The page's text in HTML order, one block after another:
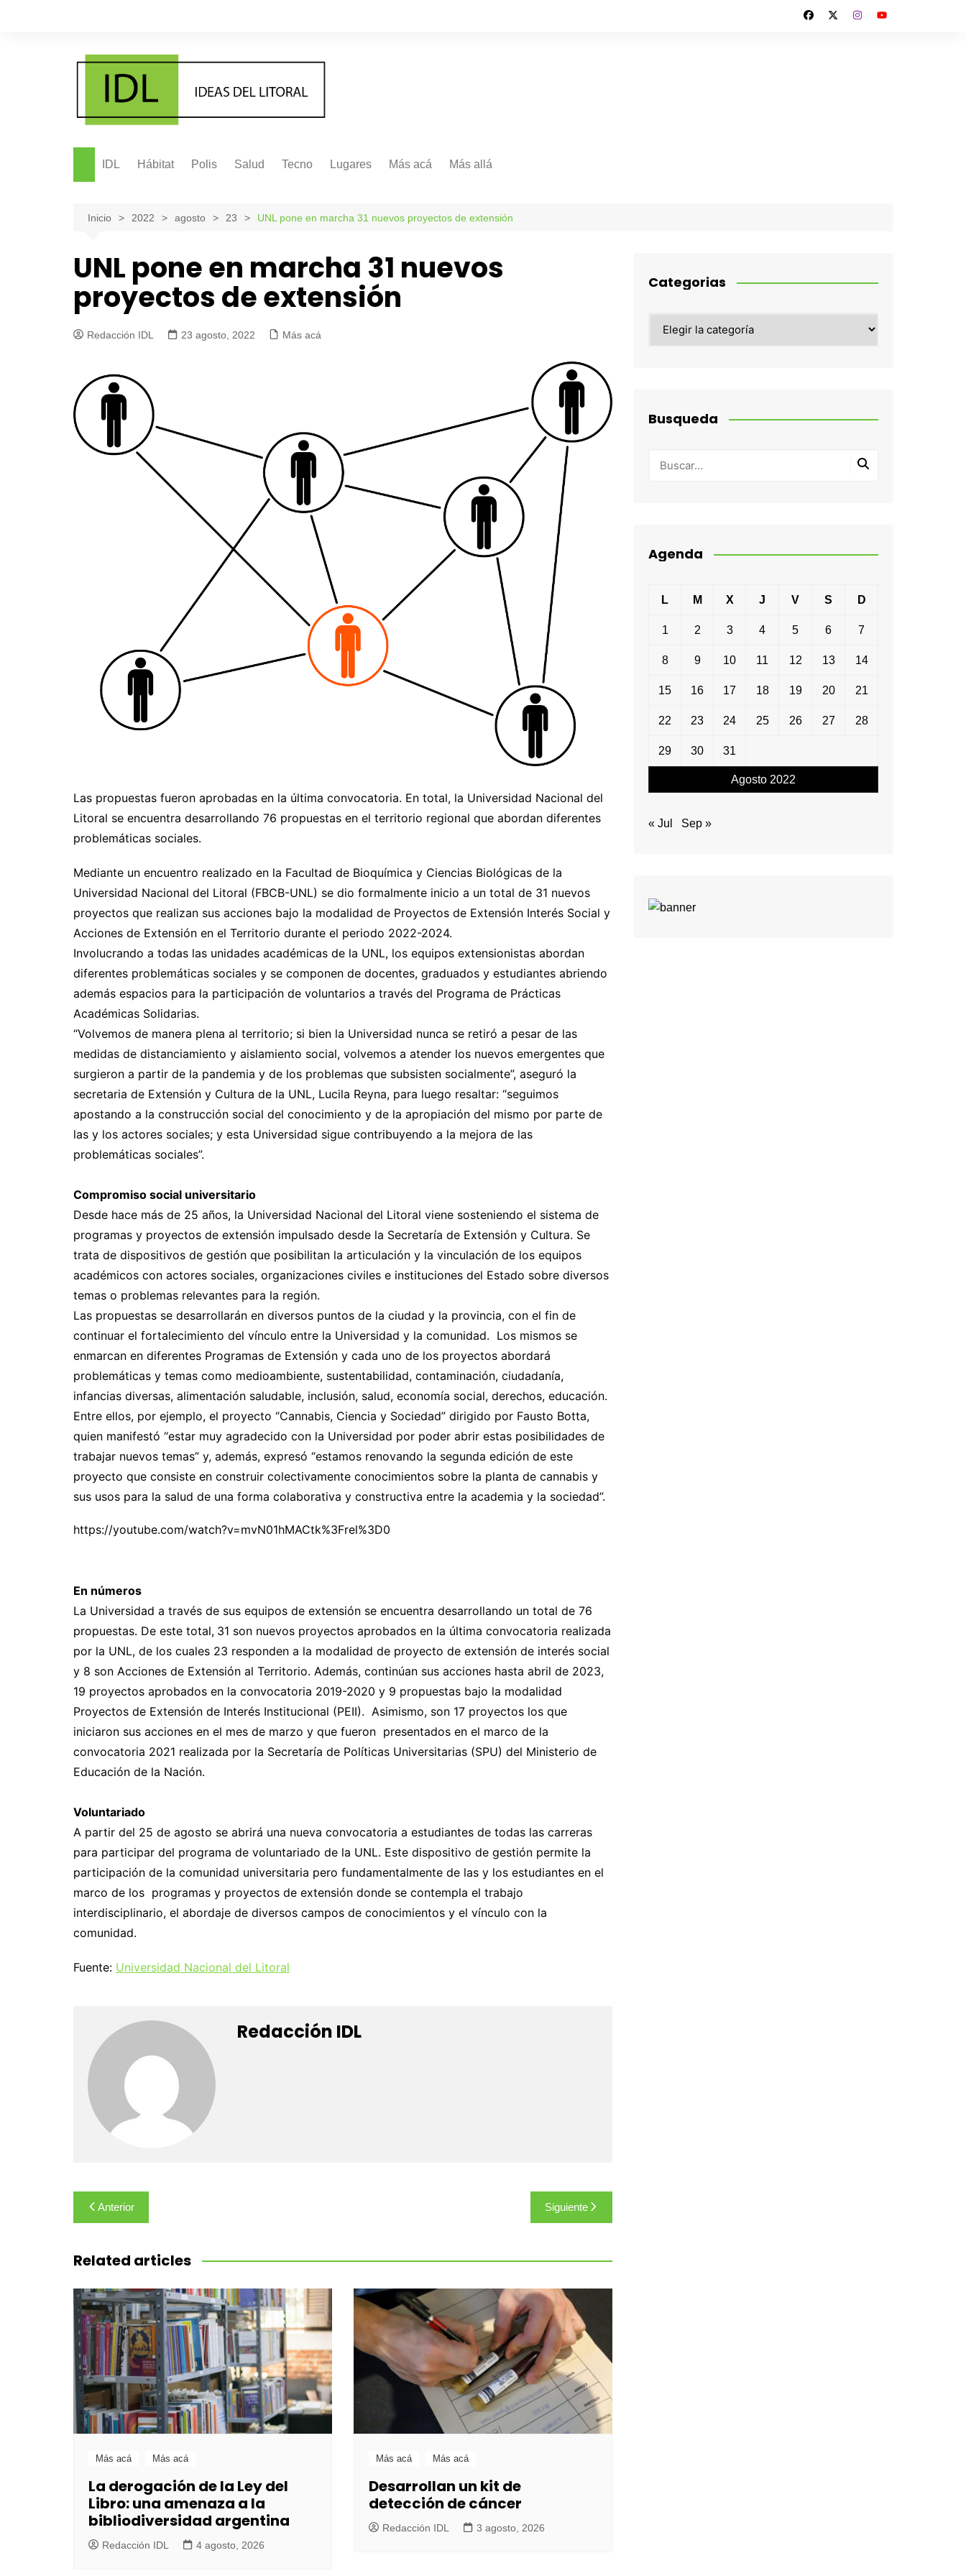
IDL Hábitat Polis Salud Tecno Lugares Más acá Más allá
Internacionales
Inicio 2022 agosto 23 UNL pone en marcha 31 nuevos proyectos de extensión
UNL pone en marcha 31 nuevos
proyectos de extensión
Redacción IDL 23 agosto, 2022 Más acá
Las propuestas fueron aprobadas en la última convocatoria. En total, la Universidad Nacional del
Litoral se encuentra desarrollando 76 propuestas en el territorio regional que abordan diferentes
problemáticas sociales.
Mediante un encuentro realizado en la Facultad de Bioquímica y Ciencias Biológicas de la
Universidad Nacional del Litoral (FBCB-UNL) se dio formalmente inicio a un total de 31 nuevos
proyectos que realizan sus acciones bajo la modalidad de Proyectos de Extensión Interés Social y
Acciones de Extensión en el Territorio durante el periodo 2022-2024.
Involucrando a todas las unidades académicas de la UNL, los equipos extensionistas abordan
diferentes problemáticas sociales y se componen de docentes, graduados y estudiantes abriendo
además espacios para la participación de voluntarios a través del Programa de Prácticas
Académicas Solidarias.
“Volvemos de manera plena al territorio; si bien la Universidad nunca se retiró a pesar de las
medidas de distanciamiento y aislamiento social, volvemos a atender los nuevos emergentes que
surgieron a partir de la pandemia y de los problemas que subsisten socialmente”, aseguró la
secretaria de Extensión y Cultura de la UNL, Lucila Reyna, para luego resaltar: “seguimos
apostando a la construcción social del conocimiento y de la apropiación del mismo por parte de
las y los actores sociales; y esta Universidad sigue contribuyendo a la mejora de las
problemáticas sociales”.
Compromiso social universitario
Desde hace más de 25 años, la Universidad Nacional del Litoral viene sosteniendo el sistema de
programas y proyectos de extensión impulsado desde la Secretaría de Extensión y Cultura. Se
trata de dispositivos de gestión que posibilitan la articulación y la vinculación de los equipos
académicos con actores sociales, organizaciones civiles e instituciones del Estado sobre diversos
temas o problemas relevantes para la región.
Las propuestas se desarrollarán en diversos puntos de la ciudad y la provincia, con el fin de
continuar el fortalecimiento del vínculo entre la Universidad y la comunidad. Los mismos se
enmarcan en diferentes Programas de Extensión y cada uno de los proyectos abordará
problemáticas y temas como medioambiente, sustentabilidad, contaminación, ciudadanía,
infancias diversas, alimentación saludable, inclusión, salud, economía social, derechos, educación.
Entre ellos, por ejemplo, el proyecto “Cannabis, Ciencia y Sociedad” dirigido por Fausto Botta,
quien manifestó “estar muy agradecido con la Universidad por poder abrir estas posibilidades de
trabajar nuevos temas” y, además, expresó “estamos renovando la segunda edición de este
proyecto que consiste en construir colectivamente conocimientos sobre la planta de cannabis y
sus usos para la salud de una forma colaborativa y constructiva entre la academia y la sociedad”.
https://youtube.com/watch?v=mvN01hMACtk%3Frel%3D0
En números
La Universidad a través de sus equipos de extensión se encuentra desarrollando un total de 76
propuestas. De este total, 31 son nuevos proyectos aprobados en la última convocatoria realizada
por la UNL, de los cuales 23 responden a la modalidad de proyecto de extensión de interés social
y 8 son Acciones de Extensión al Territorio. Además, continúan sus acciones hasta abril de 2023,
19 proyectos aprobados en la convocatoria 2019-2020 y 9 propuestas bajo la modalidad
Proyectos de Extensión de Interés Institucional (PEII). Asimismo, son 17 proyectos los que
iniciaron sus acciones en el mes de marzo y que fueron presentados en el marco de la
convocatoria 2021 realizada por la Secretaría de Políticas Universitarias (SPU) del Ministerio de
Educación de la Nación.
Voluntariado
A partir del 25 de agosto se abrirá una nueva convocatoria a estudiantes de todas las carreras
para participar del programa de voluntariado de la UNL. Este dispositivo de gestión permite la
participación de la comunidad universitaria pero fundamentalmente de las y los estudiantes en el
marco de los programas y proyectos de extensión donde se contempla el trabajo
interdisciplinario, el abordaje de diversos campos de conocimientos y el vínculo con la
comunidad.
Fuente: Universidad Nacional del Litoral
Redacción IDL
Navegación
de
entradas
Anterior Siguiente
Related articles
Más acá Más acá
La derogación de la Ley del
Libro: una amenaza a la
bibliodiversidad argentina
Redacción IDL 4 agosto, 2026
Más acá Más acá
Desarrollan un kit de
detección de cáncer
Redacción IDL 3 agosto, 2026
Categorias
Busqueda
Agenda
Agosto 2022
L M X J V S D
1 2 3 4 5 6 7
8 9 10 11 12 13 14
15 16 17 18 19 20 21
22 23 24 25 26 27 28
29 30 31
« Jul Sep »